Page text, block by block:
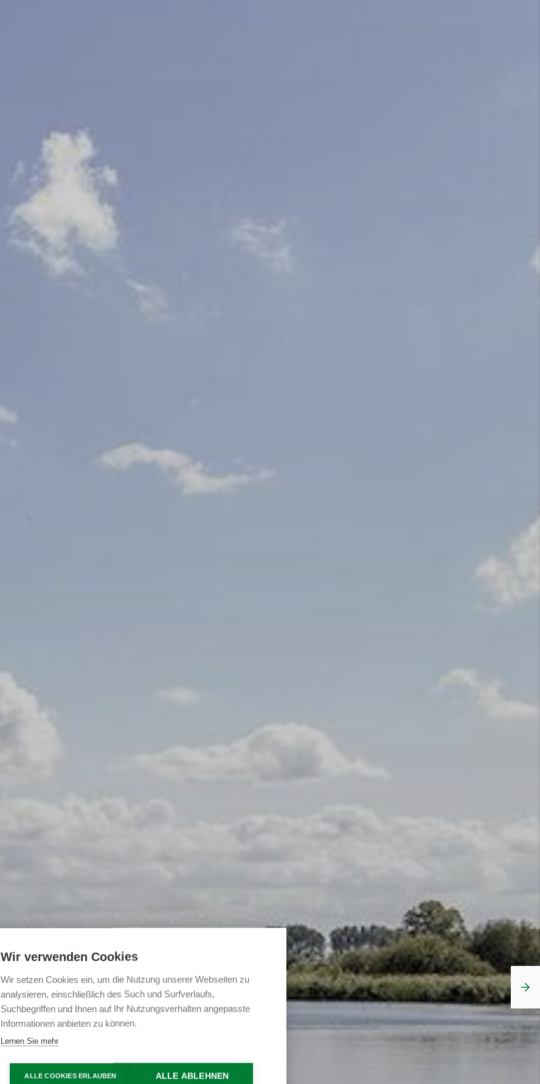
Wir verwenden Cookies
Wir setzen Cookies ein, um die Nutzung unserer Webseiten zu
analysieren, einschließlich des Such und Surfverlaufs,
Suchbegriffen und Ihnen auf Ihr Nutzungsverhalten angepasste
Informationen anbieten zu können.
Lernen Sie mehr
ALLE COOKIES ERLAUBEN ALLE ABLEHNEN